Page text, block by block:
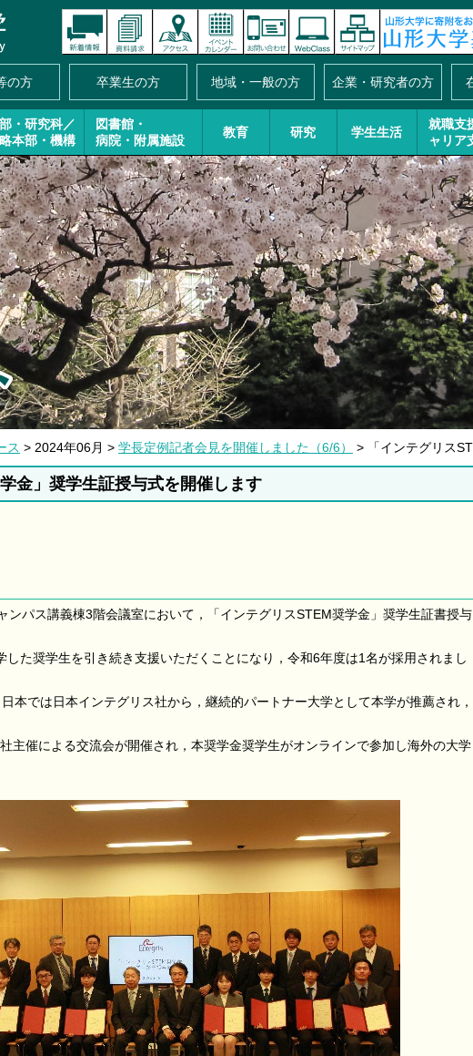
の方 卒業生の方 地域・一般の方 企業・研究者の方
・研究科／
本部・機構
図書館・
病院・附属施設
教育 研究 学生生活
就職支
ャリア
ス > 2024年06月 > 学長定例記者会見を開催しました（6/6） > 「インテグリス
金」奨学生証授与式を開催します
ンパス講義棟3階会議室において，「インテグリスSTEM奨学金」奨学生証書授与
した奨学生を引き続き支援いただくことになり，令和6年度は1名が採用されまし
本では日本インテグリス社から，継続的パートナー大学として本学が推薦され，
主催による交流会が開催され，本奨学金奨学生がオンラインで参加し海外の大学